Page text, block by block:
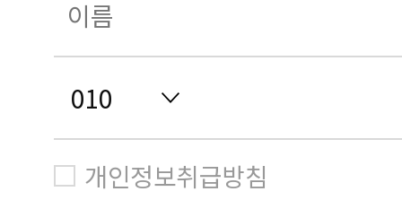
개인정보취급방침